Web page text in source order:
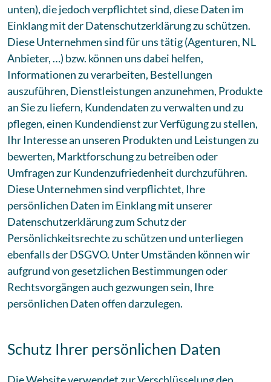
unten), die jedoch verpflichtet sind, diese Daten im
Einklang mit der Datenschutzerklärung zu schützen.
Diese Unternehmen sind für uns tätig (Agenturen, NL
Anbieter, …) bzw. können uns dabei helfen,
Informationen zu verarbeiten, Bestellungen
auszuführen, Dienstleistungen anzunehmen, Produkte
an Sie zu liefern, Kundendaten zu verwalten und zu
pflegen, einen Kundendienst zur Verfügung zu stellen,
Ihr Interesse an unseren Produkten und Leistungen zu
bewerten, Marktforschung zu betreiben oder
Umfragen zur Kundenzufriedenheit durchzuführen.
Diese Unternehmen sind verpflichtet, Ihre
persönlichen Daten im Einklang mit unserer
Datenschutzerklärung zum Schutz der
Persönlichkeitsrechte zu schützen und unterliegen
ebenfalls der DSGVO. Unter Umständen können wir
aufgrund von gesetzlichen Bestimmungen oder
Rechtsvorgängen auch gezwungen sein, Ihre
persönlichen Daten offen darzulegen.
Schutz Ihrer persönlichen Daten